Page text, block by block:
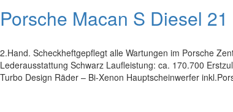
Porsche Macan S Diesel
2.Hand. Scheckheftgepflegt alle Wartungen im Porsche
Lederausstattung Schwarz Laufleistung: ca. 170.700
Turbo Design Räder – Bi-Xenon Hauptscheinwerfer